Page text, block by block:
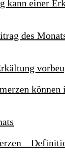
des
–